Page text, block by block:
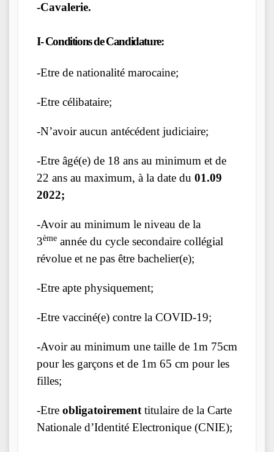
-Cavalerie.
I- Conditions de Candidature:
-Etre de nationalité marocaine;
-Etre célibataire;
-N’avoir aucun antécédent judiciaire;
-Etre âgé(e) de 18 ans au minimum et de
22 ans au maximum, à la date du 01.09
2022;
-Avoir au minimum le niveau de la
3ème année du cycle secondaire collégial
révolue et ne pas être bachelier(e);
-Etre apte physiquement;
-Etre vacciné(e) contre la COVID-19;
-Avoir au minimum une taille de 1m 75cm
pour les garçons et de 1m 65 cm pour les
filles;
-Etre obligatoirement titulaire de la Carte
Nationale d’Identité Electronique (CNIE);